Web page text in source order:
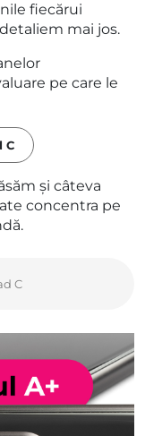
fiecărui
mai jos.
pe care le
C
și câteva
concentra pe
C